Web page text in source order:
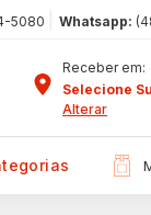
5080 Whatsapp:
Receber em:
Selecione
Alterar